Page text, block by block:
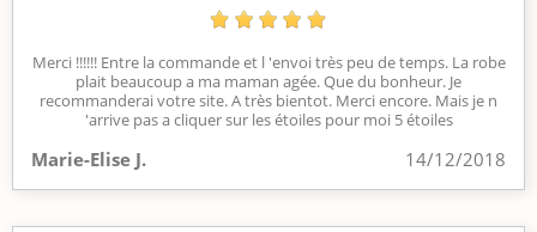
Merci !!!!!! Entre la commande et l 'envoi très peu de temps. La robe
plait beaucoup a ma maman agée. Que du bonheur. Je
recommanderai votre site. A très bientot. Merci encore. Mais je n
'arrive pas a cliquer sur les étoiles pour moi 5 étoiles
Marie-Elise J. 14/12/2018